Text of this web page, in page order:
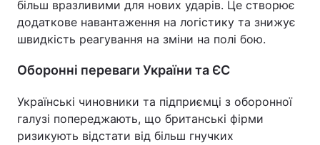
більш вразливими для нових ударів. Це створює
додаткове навантаження на логістику та знижує
швидкість реагування на зміни на полі бою.
Оборонні переваги України та ЄС
Українські чиновники та підприємці з оборонної
галузі попереджають, що британські фірми
ризикують відстати від більш гнучких